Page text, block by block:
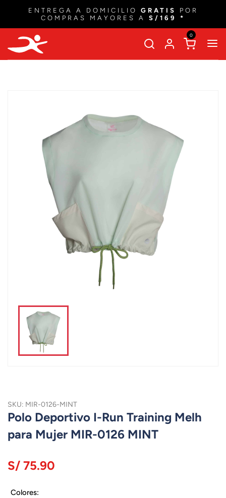
ENTREGA A DOMICILIO GRATIS
POR
COMPRAS MAYORES A S/169 *
0
SKU: MIR-0126-MINT
Polo Deportivo I-Run Training Melh
para Mujer MIR-0126 MINT
S/ 75.90
Colores: